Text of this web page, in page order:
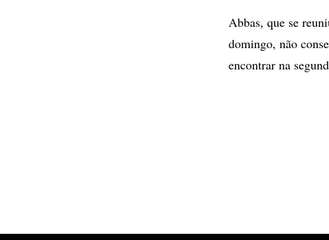
Abbas, que se
domingo, não
encontrar na